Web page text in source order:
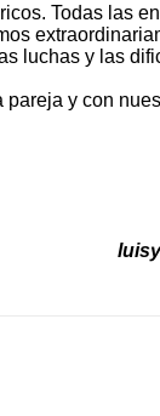
Todas las
luchas y las
y con